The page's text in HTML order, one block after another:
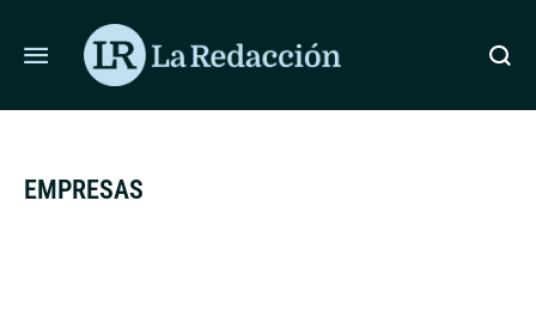
ÚLTIMAS NOTICIAS
MÉXICO Y PERÚ ACUERDAN REANUDAR
EMPRESAS